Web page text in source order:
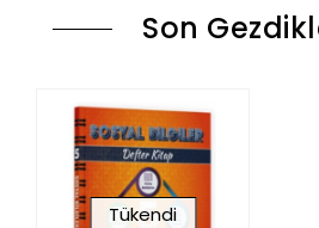
Son
Tükendi